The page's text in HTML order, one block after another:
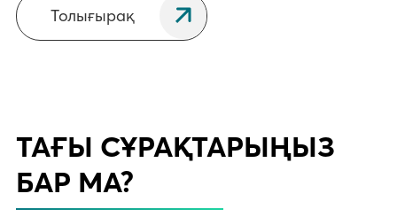
Толығырақ
ТАҒЫ СҰРАҚТАРЫҢЫЗ
БАР МА?